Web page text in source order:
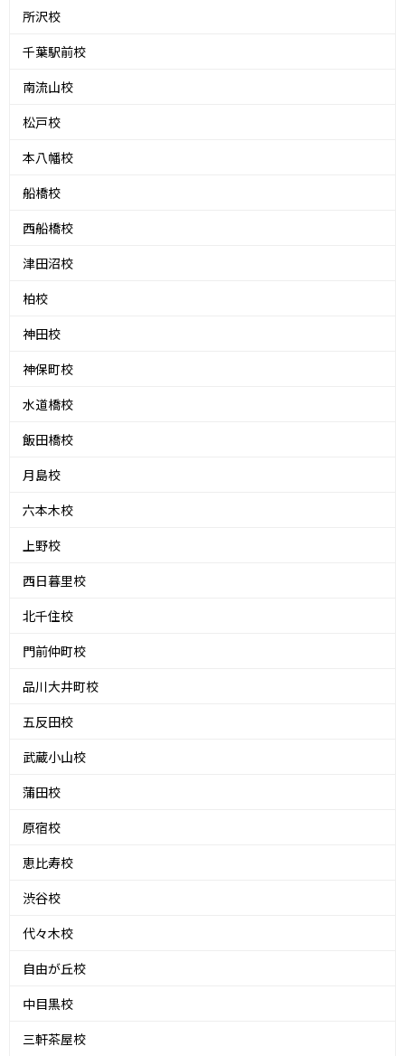
所沢校
千葉駅前校
南流山校
松戸校
本八幡校
船橋校
西船橋校
津田沼校
柏校
神田校
神保町校
水道橋校
飯田橋校
月島校
六本木校
上野校
西日暮里校
北千住校
門前仲町校
品川大井町校
五反田校
武蔵小山校
蒲田校
原宿校
恵比寿校
渋谷校
代々木校
自由が丘校
中目黒校
三軒茶屋校